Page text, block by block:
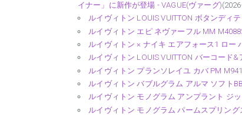
イナー」に新作が登場 - VAGUE(ヴァーグ)
ルイヴィトン LOUIS VUITTON ボタンディ
ルイヴィトン エピ ネヴァーフル MM
ルイヴィトン × ナイキ エアフォース1 ロ
ルイヴィトン LOUIS VUITTON バーコード
ルイヴィトン プランソレイユ カバ PM
ルイヴィトン バブルグラム アルマ ソフト
ルイヴィトン モノグラム アンプラント ジ
ルイヴィトン モノグラム パームスプリン